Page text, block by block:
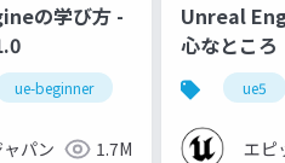
の学び方 -
ue-beginner
パン 1.7M
Unreal
心なところ
ue5
エピ